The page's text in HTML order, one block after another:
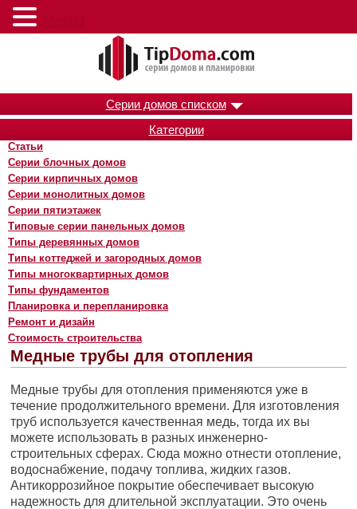
Серии домов списком
Категории
Статьи
Серии блочных домов
Серии кирпичных домов
Серии монолитных домов
Серии пятиэтажек
Типовые серии панельных домов
Типы деревянных домов
Типы коттеджей и загородных домов
Типы многоквартирных домов
Типы фундаментов
Планировка и перепланировка
Ремонт и дизайн
Стоимость строительства
Медные трубы для отопления
Медные трубы для отопления применяются уже в
течение продолжительного времени. Для изготовления
труб используется качественная медь, тогда их вы
можете использовать в разных инженерно-
строительных сферах. Сюда можно отнести отопление,
водоснабжение, подачу топлива, жидких газов.
Антикоррозийное покрытие обеспечивает высокую
надежность для длительной эксплуатации. Это очень